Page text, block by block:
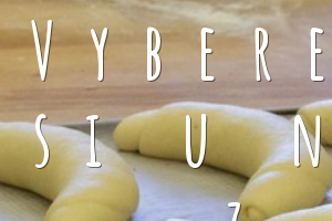
si u